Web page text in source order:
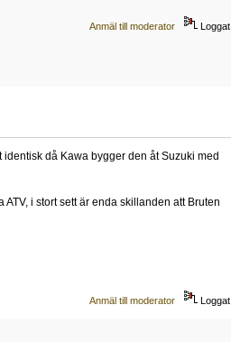
Anmäl till moderator Loggat
då Kawa bygger den åt Suzuki med
i stort sett är enda skillanden att Bruten
Anmäl till moderator Loggat